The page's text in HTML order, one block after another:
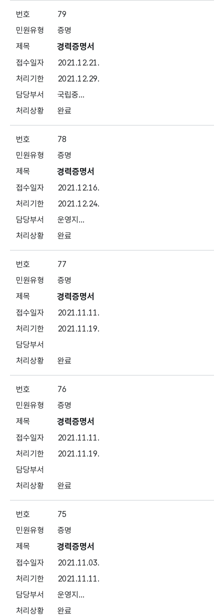
79
증명
경력증명서
2021.12.21.
2021.12.29.
국립중...
완료
78
증명
경력증명서
2021.12.16.
2021.12.24.
운영지...
완료
77
증명
경력증명서
2021.11.11.
2021.11.19.
완료
76
증명
경력증명서
2021.11.11.
2021.11.19.
완료
75
증명
경력증명서
2021.11.03.
2021.11.11.
운영지...
완료